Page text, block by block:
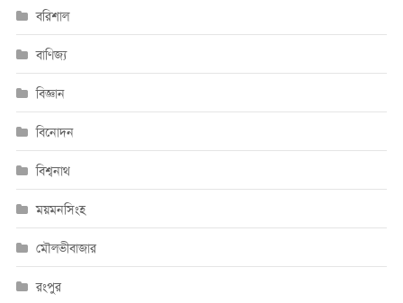
বরিশাল
বাণিজ্য
বিজ্ঞান
বিনোদন
বিশ্বনাথ
ময়মনসিংহ
মৌলভীবাজার
রংপুর